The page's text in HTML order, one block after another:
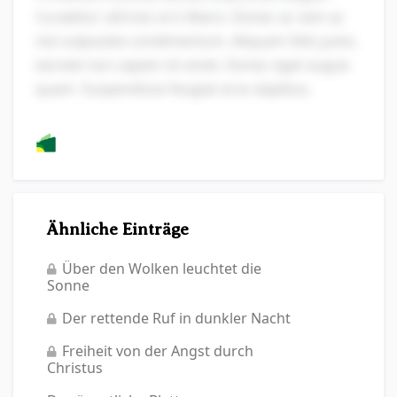
Ähnliche Einträge
Über den Wolken leuchtet die
Sonne
Der rettende Ruf in dunkler Nacht
Freiheit von der Angst durch
Christus